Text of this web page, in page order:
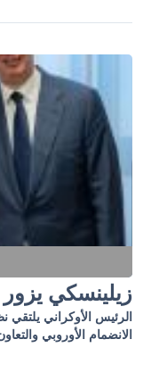
زيلينسكي
الرئيس الأوكراني
الانضمام الأوروبي